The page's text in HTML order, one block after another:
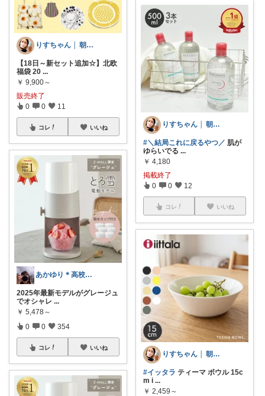
りすちゃん │ 朝コレ
【18日～新セット追加☆】北欧
福袋 20 ...
￥ 9,900～
販売終了
0 0 11
コレ いいね
あかゆり＊高校娘と2人＊朝コレ
2025年最新モデルがグレージュ
でオシャレ ...
￥ 5,478～
0 0 354
コレ いいね
りすちゃん │ 朝コレ
#＼結局これに戻るやつ／ 肌が
ゆらいでる ...
￥ 4,180
掲載終了
0 0 12
コレ いいね
りすちゃん │ 朝コレ
#イッタラ ティーマ ボウル 15c
m i ...
￥ 2,459～